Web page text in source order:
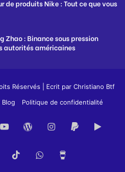
de produits Nike : Tout ce que vous
Zhao : Binance sous pression
autorités américaines
Réservés | Ecrit par Christiano Btf
Blog Politique de confidentialité
YouTubeWordPress
Instagram
PayPal
TelegramTikTokWhatsApp